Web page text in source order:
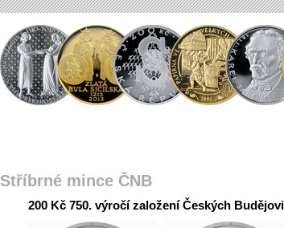
Stříbrné mince ČNB
200 Kč 750. výročí založení Českých